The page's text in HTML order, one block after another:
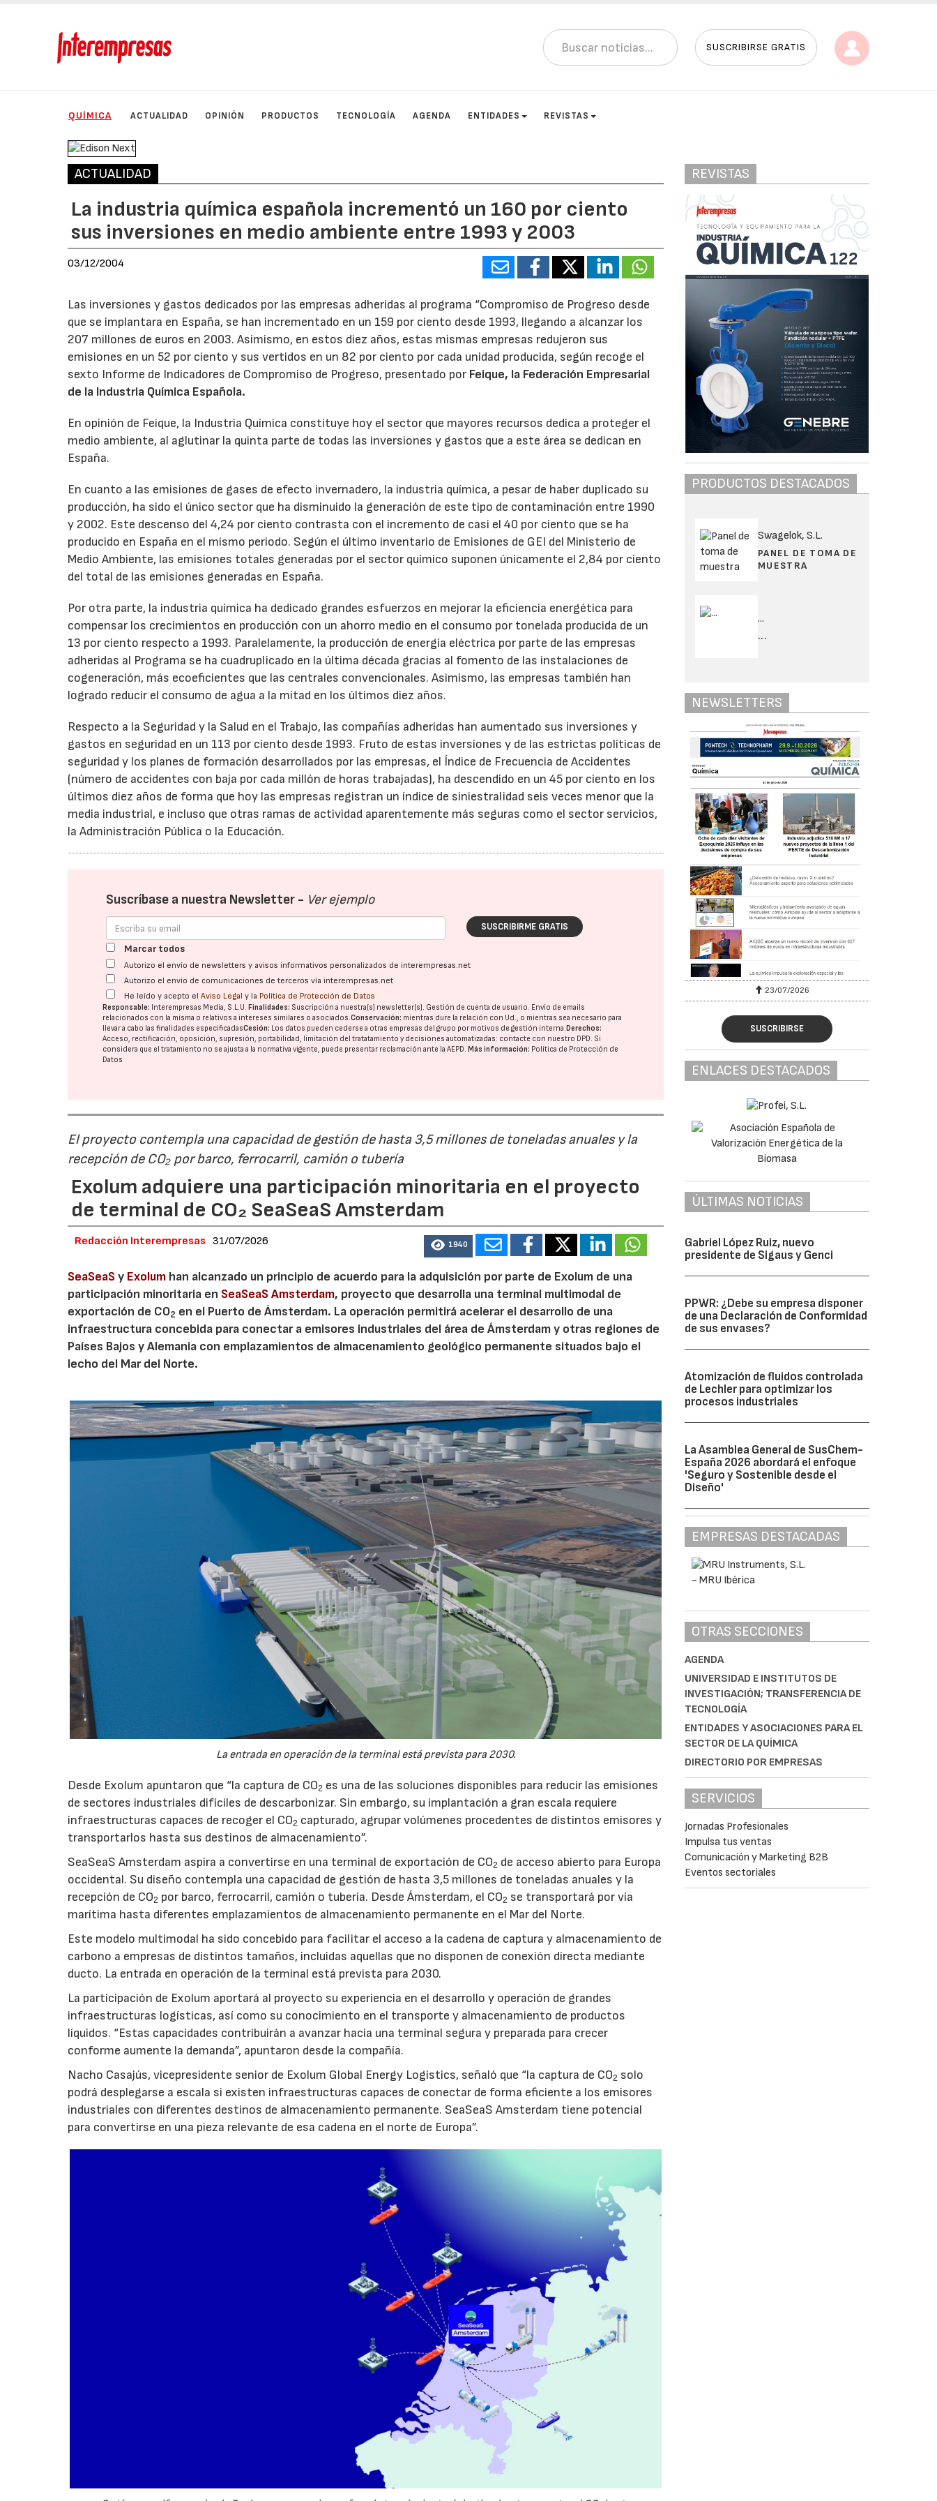
SUSCRIBIRSE GRATIS
QUÍMICA ACTUALIDAD OPINIÓN PRODUCTOS TECNOLOGÍA AGENDA ENTIDADES REVISTAS
ACTUALIDAD
La industria química española incrementó un 160 por ciento
sus inversiones en medio ambiente entre 1993 y 2003
03/12/2004
Las inversiones y gastos dedicados por las empresas adheridas al programa “Compromiso de Progreso desde
que se implantara en España, se han incrementado en un 159 por ciento desde 1993, llegando a alcanzar los
207 millones de euros en 2003. Asimismo, en estos diez años, estas mismas empresas redujeron sus
emisiones en un 52 por ciento y sus vertidos en un 82 por ciento por cada unidad producida, según recoge el
sexto Informe de Indicadores de Compromiso de Progreso, presentado por Feique, la Federación Empresarial
de la Industria Química Española.
En opinión de Feique, la Industria Química constituye hoy el sector que mayores recursos dedica a proteger el
medio ambiente, al aglutinar la quinta parte de todas las inversiones y gastos que a este área se dedican en
España.
En cuanto a las emisiones de gases de efecto invernadero, la industria química, a pesar de haber duplicado su
producción, ha sido el único sector que ha disminuido la generación de este tipo de contaminación entre 1990
y 2002. Este descenso del 4,24 por ciento contrasta con el incremento de casi el 40 por ciento que se ha
producido en España en el mismo periodo. Según el último inventario de Emisiones de GEI del Ministerio de
Medio Ambiente, las emisiones totales generadas por el sector químico suponen únicamente el 2,84 por ciento
del total de las emisiones generadas en España.
Por otra parte, la industria química ha dedicado grandes esfuerzos en mejorar la eficiencia energética para
compensar los crecimientos en producción con un ahorro medio en el consumo por tonelada producida de un
13 por ciento respecto a 1993. Paralelamente, la producción de energía eléctrica por parte de las empresas
adheridas al Programa se ha cuadruplicado en la última década gracias al fomento de las instalaciones de
cogeneración, más ecoeficientes que las centrales convencionales. Asimismo, las empresas también han
logrado reducir el consumo de agua a la mitad en los últimos diez años.
Respecto a la Seguridad y la Salud en el Trabajo, las compañías adheridas han aumentado sus inversiones y
gastos en seguridad en un 113 por ciento desde 1993. Fruto de estas inversiones y de las estrictas políticas de
seguridad y los planes de formación desarrollados por las empresas, el Índice de Frecuencia de Accidentes
(número de accidentes con baja por cada millón de horas trabajadas), ha descendido en un 45 por ciento en los
últimos diez años de forma que hoy las empresas registran un índice de siniestralidad seis veces menor que la
media industrial, e incluso que otras ramas de actividad aparentemente más seguras como el sector servicios,
la Administración Pública o la Educación.
Suscríbase a nuestra Newsletter - Ver ejemplo
SUSCRIBIRME GRATIS
Marcar todos
Autorizo el envío de newsletters y avisos informativos personalizados de interempresas.net
Autorizo el envío de comunicaciones de terceros vía interempresas.net
He leído y acepto elAviso Legal y la Política de Protección de Datos
Responsable: Interempresas Media, S.L.U. Finalidades: Suscripción a nuestra(s) newsletter(s). Gestión de cuenta de usuario. Envío de emails
relacionados con la misma o relativos a intereses similares o asociados.Conservación: mientras dure la relación con Ud., o mientras sea necesario para
llevar a cabo las finalidades especificadasCesión: Los datos pueden cederse a otras empresas del grupo por motivos de gestión interna. Derechos:
Acceso, rectificación, oposición, supresión, portabilidad, limitación del tratatamiento y decisiones automatizadas: contacte con nuestro DPD. Si
considera que el tratamiento no se ajusta a la normativa vigente, puede presentar reclamación ante laAEPD. Más información: Política de Protección de
Datos
El proyecto contempla una capacidad de gestión de hasta 3,5 millones de toneladas anuales y la
recepción de CO₂ por barco, ferrocarril, camión o tubería
Exolum adquiere una participación minoritaria en el proyecto
de terminal de CO₂ SeaSeaS Amsterdam
Redacción Interempresas 31/07/2026 1940
SeaSeaSy Exolum han alcanzado un principio de acuerdo para la adquisición por parte de Exolum de una
participación minoritaria en SeaSeaS Amsterdam, proyecto que desarrolla una terminal multimodal de
exportación de CO2 en el Puerto de Ámsterdam. La operación permitirá acelerar el desarrollo de una
infraestructura concebida para conectar a emisores industriales del área de Ámsterdam y otras regiones de
Países Bajos y Alemania con emplazamientos de almacenamiento geológico permanente situados bajo el
lecho del Mar del Norte.
La entrada en operación de la terminal está prevista para 2030.
Desde Exolum apuntaron que “la captura de CO2 es una de las soluciones disponibles para reducir las emisiones
de sectores industriales difíciles de descarbonizar. Sin embargo, su implantación a gran escala requiere
infraestructuras capaces de recoger el CO2 capturado, agrupar volúmenes procedentes de distintos emisores y
transportarlos hasta sus destinos de almacenamiento”.
SeaSeaS Amsterdam aspira a convertirse en una terminal de exportación de CO2 de acceso abierto para Europa
occidental. Su diseño contempla una capacidad de gestión de hasta 3,5 millones de toneladas anuales y la
recepción de CO2 por barco, ferrocarril, camión o tubería. Desde Ámsterdam, el CO2 se transportará por vía
marítima hasta diferentes emplazamientos de almacenamiento permanente en el Mar del Norte.
Este modelo multimodal ha sido concebido para facilitar el acceso a la cadena de captura y almacenamiento de
carbono a empresas de distintos tamaños, incluidas aquellas que no disponen de conexión directa mediante
ducto. La entrada en operación de la terminal está prevista para 2030.
La participación de Exolum aportará al proyecto su experiencia en el desarrollo y operación de grandes
infraestructuras logísticas, así como su conocimiento en el transporte y almacenamiento de productos
líquidos. “Estas capacidades contribuirán a avanzar hacia una terminal segura y preparada para crecer
conforme aumente la demanda”, apuntaron desde la compañía.
Nacho Casajús, vicepresidente senior de Exolum Global Energy Logistics, señaló que “la captura de CO2 solo
podrá desplegarse a escala si existen infraestructuras capaces de conectar de forma eficiente a los emisores
industriales con diferentes destinos de almacenamiento permanente. SeaSeaS Amsterdam tiene potencial
para convertirse en una pieza relevante de esa cadena en el norte de Europa”.
REVISTAS
PRODUCTOS DESTACADOS
Swagelok, S.L.
PANEL DE TOMA DE
MUESTRA
...
...
NEWSLETTERS
23/07/2026
SUSCRIBIRSE
ENLACES DESTACADOS
ÚLTIMAS NOTICIAS
Gabriel López Ruiz, nuevo
presidente de Sigaus y Genci
PPWR: ¿Debe su empresa disponer
de una Declaración de Conformidad
de sus envases?
Atomización de fluidos controlada
de Lechler para optimizar los
procesos industriales
La Asamblea General de SusChem-
España 2026 abordará el enfoque
'Seguro y Sostenible desde el
Diseño'
EMPRESAS DESTACADAS
OTRAS SECCIONES
AGENDA
UNIVERSIDAD E INSTITUTOS DE
INVESTIGACIÓN; TRANSFERENCIA DE
TECNOLOGÍA
ENTIDADES Y ASOCIACIONES PARA EL
SECTOR DE LA QUÍMICA
DIRECTORIO POR EMPRESAS
SERVICIOS
Jornadas Profesionales
Impulsa tus ventas
Comunicación y Marketing B2B
Eventos sectoriales